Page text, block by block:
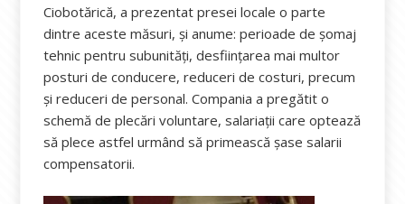
Ciobotărică, a prezentat presei locale o parte
dintre aceste măsuri, și anume: perioade de şomaj
tehnic pentru subunităţi, desfiinţarea mai multor
posturi de conducere, reduceri de costuri, precum
şi reduceri de personal. Compania a pregătit o
schemă de plecări voluntare, salariații care optează
să plece astfel urmând să primească șase salarii
compensatorii.